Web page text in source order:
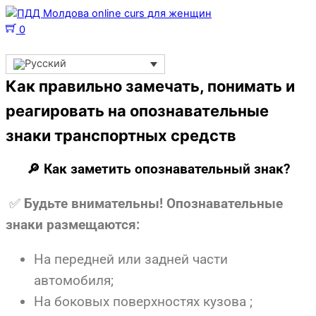
Перейти
к
0
Меню
Как правильно замечать, понимать и
реагировать на опознавательные
знаки транспортных средств
🔎 Как заметить опознавательный знак?
✅ Будьте внимательны! Опознавательные
знаки размещаются:
На передней или задней части
автомобиля;
На боковых поверхностях кузова ;